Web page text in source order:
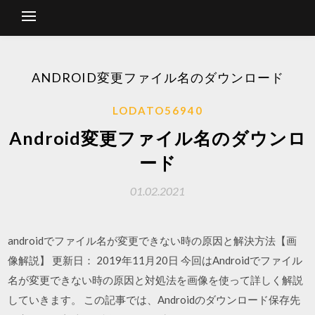
ANDROID変更ファイル名のダウンロード
LODATO56940
Android変更ファイル名のダウンロ
ード
01.02.2021
androidでファイル名が変更できない時の原因と解決方法【画
像解説】 更新日： 2019年11月20日 今回はAndroidでファイル
名が変更できない時の原因と対処法を画像を使って詳しく解説
していきます。 この記事では、Androidのダウンロード保存先